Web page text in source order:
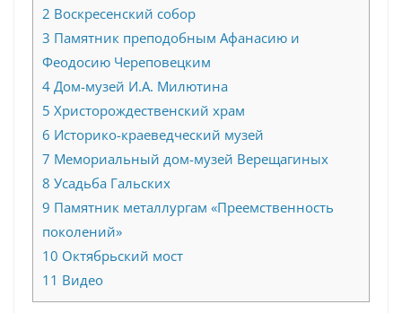
2 Воскресенский собор
3 Памятник преподобным Афанасию и
Феодосию Череповецким
4 Дом-музей И.А. Милютина
5 Христорождественский храм
6 Историко-краеведческий музей
7 Мемориальный дом-музей Верещагиных
8 Усадьба Гальских
9 Памятник металлургам «Преемственность
поколений»
10 Октябрьский мост
11 Видео